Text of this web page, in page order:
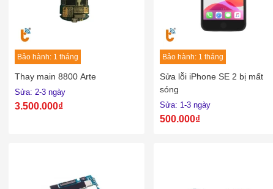
Bảo hành: 1 tháng
Thay main 8800 Arte
Sửa: 2-3 ngày
3.500.000₫
Bảo hành: 1 tháng
Sửa lỗi iPhone SE 2 bị mất
sóng
Sửa: 1-3 ngày
500.000₫